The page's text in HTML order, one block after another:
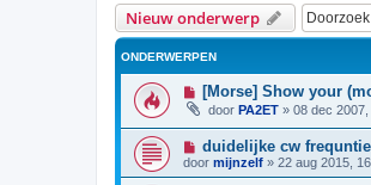
Nieuw onderwerp
ONDERWERPEN
[Morse] Show your
door PA2ET » 08 dec 2007,
duidelijke cw
door mijnzelf » 22 aug 2015,